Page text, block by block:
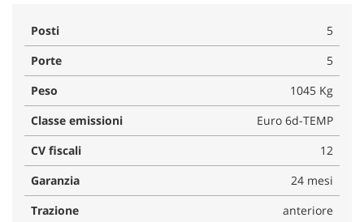
Posti
5
Porte
5
Peso
1045 Kg
Classe emissioni
Euro 6d-TEMP
CV fiscali
12
Garanzia
24 mesi
Trazione
anteriore